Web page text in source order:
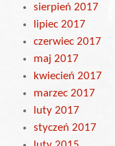
sierpień 2017
lipiec 2017
czerwiec 2017
maj 2017
kwiecień 2017
marzec 2017
luty 2017
styczeń 2017